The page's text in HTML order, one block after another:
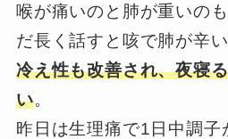
喉が痛いのと肺が重いの
だ長く話すと咳で肺が辛い
冷え性も改善され、夜寝
い。
昨日は生理痛で1日中調子